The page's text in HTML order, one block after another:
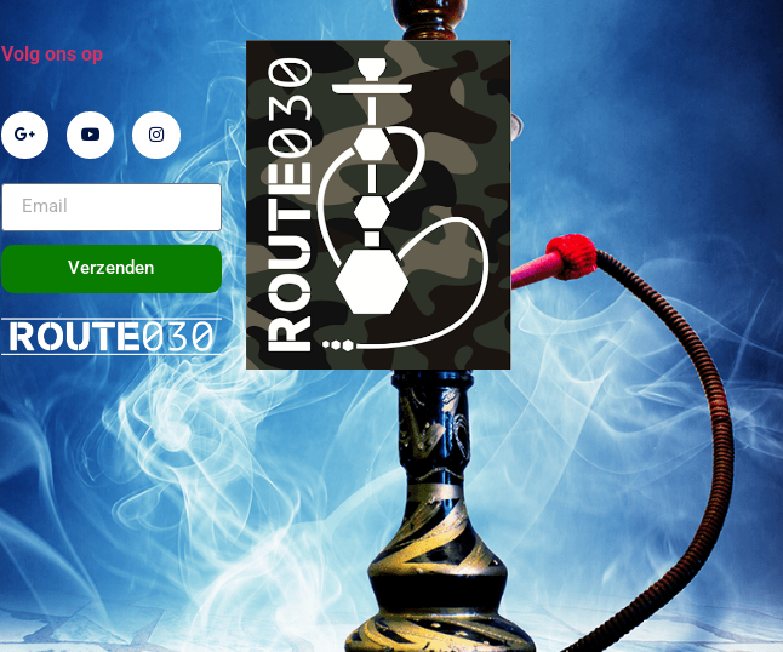
Volg ons op
Verzenden